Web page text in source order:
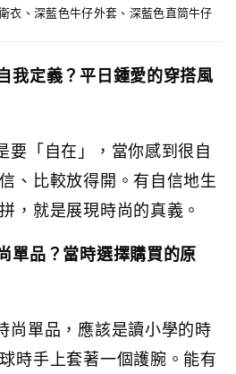
衣、深藍色牛仔外套、深藍色直筒牛仔
我定義？平日鍾愛的穿搭風
要「自在」，當你感到很自
、比較放得開。有自信地生
，就是展現時尚的真義。
單品？當時選擇購買的原
尚單品，應該是讀小學的時
時手上套著一個護腕。能有